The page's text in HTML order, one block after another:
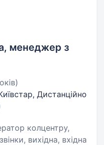
менеджер з
Дистанційно
колцентру,
вихідна, вхідна